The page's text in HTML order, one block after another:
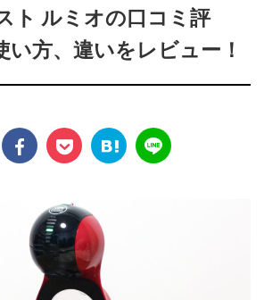
ト ルミオの口コミ評
い方、違いをレビュー！